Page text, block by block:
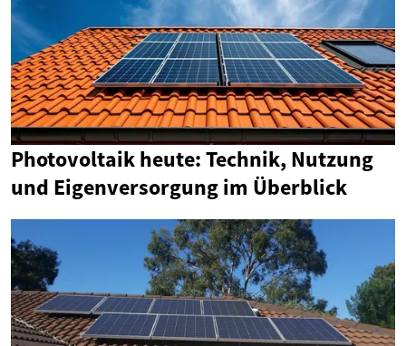
Photovoltaik heute: Technik, Nutzung
und Eigenversorgung im Überblick